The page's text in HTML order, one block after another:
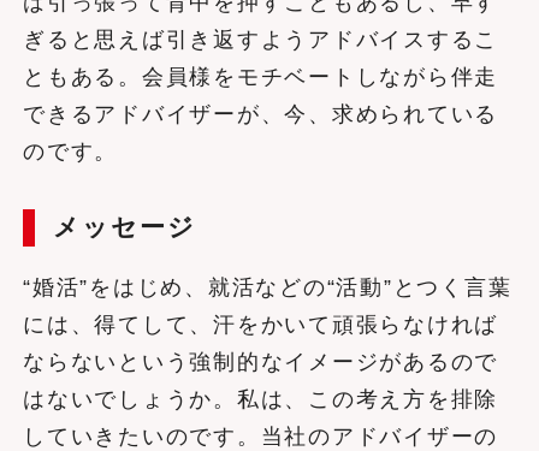
ぎると思えば引き返すようアドバイスするこ
ともある。会員様をモチベートしながら伴走
できるアドバイザーが、今、求められている
のです。
メッセージ
“婚活”をはじめ、就活などの“活動”とつく言葉
には、得てして、汗をかいて頑張らなければ
ならないという強制的なイメージがあるので
はないでしょうか。私は、この考え方を排除
していきたいのです。当社のアドバイザーの